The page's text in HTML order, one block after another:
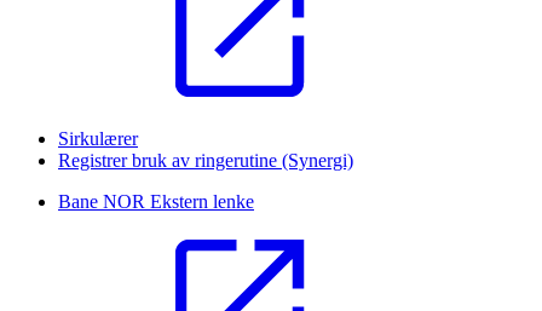
Sirkulærer
Registrer bruk av ringerutine (Synergi)
Bane NOR Ekstern lenke